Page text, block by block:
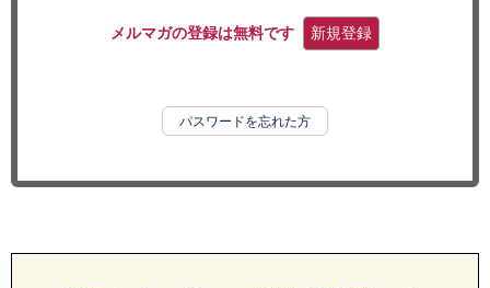
メルマガの登録は無料です 新規登録
パスワードを忘れた方